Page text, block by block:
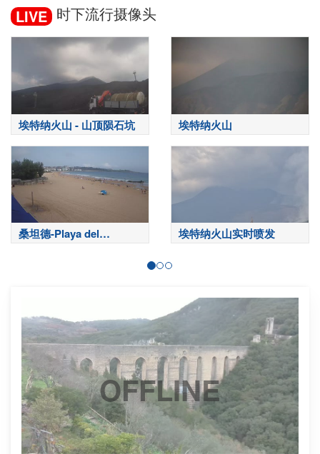
LIVE 时下流行摄像头
埃特纳火山 - 山顶陨石坑 埃特纳火山
桑坦德-Playa del
Sardinero
埃特纳火山实时喷发
OFFLINE